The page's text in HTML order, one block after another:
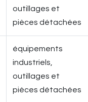
outillages et
pièces détachées
équipements
industriels,
outillages et
pièces détachées